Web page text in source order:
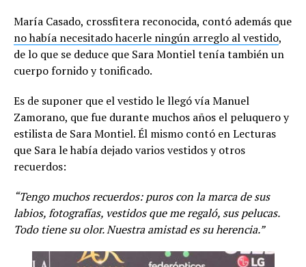
María Casado, crossfitera reconocida, contó además que
no había necesitado hacerle ningún arreglo al vestido,
de lo que se deduce que Sara Montiel tenía también un
cuerpo fornido y tonificado.
Es de suponer que el vestido le llegó vía Manuel
Zamorano, que fue durante muchos años el peluquero y
estilista de Sara Montiel. Él mismo contó en Lecturas
que Sara le había dejado varios vestidos y otros
recuerdos:
“Tengo muchos recuerdos: puros con la marca de sus
labios, fotografías, vestidos que me regaló, sus pelucas.
Todo tiene su olor. Nuestra amistad es su herencia.”